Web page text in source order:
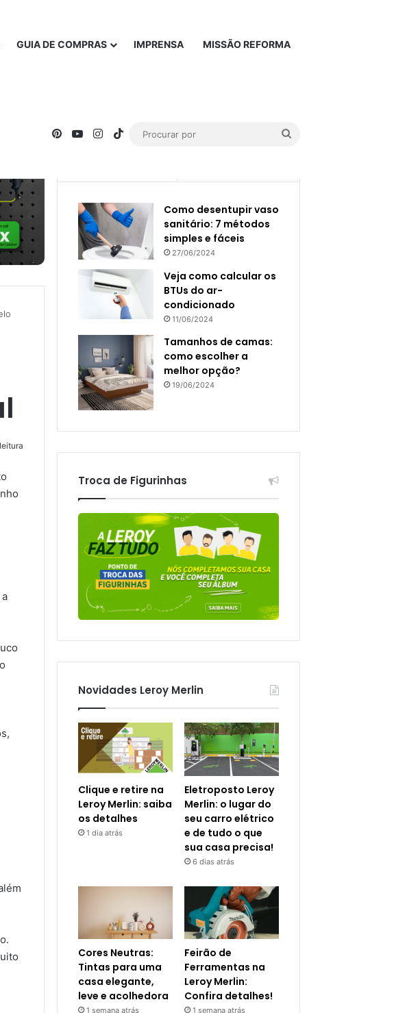
GUIA DE COMPRAS IMPRENSA MISSÃO REFORMA
PinterestYouTubeInstagram
TikTok
Como desentupir vaso
sanitário: 7 métodos
simples e fáceis
27/06/2024
Veja como calcular os
BTUs do ar-
condicionado
11/06/2024
Tamanhos de camas:
como escolher a
melhor opção?
19/06/2024
Troca de Figurinhas
Novidades Leroy Merlin
Clique e retire na
Leroy Merlin: saiba
os detalhes
1 dia atrás
Eletroposto Leroy
Merlin: o lugar do
seu carro elétrico
e de tudo o que
sua casa precisa!
6 dias atrás
Cores Neutras:
Tintas para uma
casa elegante,
leve e acolhedora
1 semana atrás
Feirão de
Ferramentas na
Leroy Merlin:
Confira detalhes!
1 semana atrás